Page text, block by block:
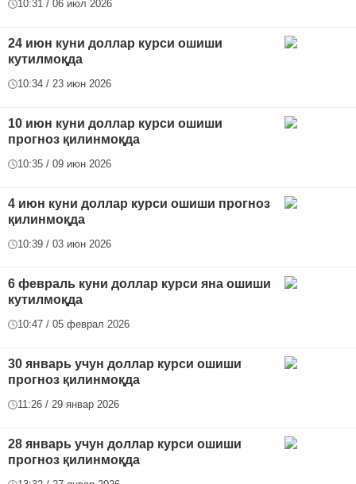
10:31 / 06 июл 2026
24 июн куни доллар курси ошиши
кутилмоқда
10:34 / 23 июн 2026
10 июн куни доллар курси ошиши
прогноз қилинмоқда
10:35 / 09 июн 2026
4 июн куни доллар курси ошиши прогноз
қилинмоқда
10:39 / 03 июн 2026
6 февраль куни доллар курси яна ошиши
кутилмоқда
10:47 / 05 феврал 2026
30 январь учун доллар курси ошиши
прогноз қилинмоқда
11:26 / 29 январ 2026
28 январь учун доллар курси ошиши
прогноз қилинмоқда